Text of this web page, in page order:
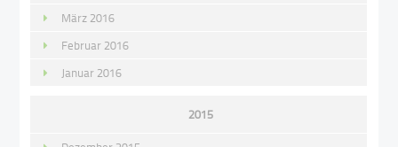
März 2016
Februar 2016
Januar 2016
2015